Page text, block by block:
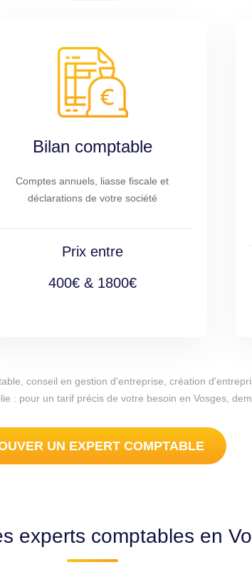
Bilan comptable
Comptes annuels, liasse fiscale et
déclarations de votre société
Prix entre
400€ & 1800€
conseil en gestion d'entreprise, création
: pour un tarif précis de votre besoin en Vosges,
UN EXPERT COMPTABLE
experts comptables en